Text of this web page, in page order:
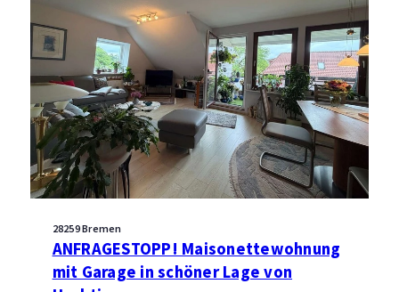
28259 Bremen
ANFRAGESTOPP! Maisonettewohnung
mit Garage in schöner Lage von